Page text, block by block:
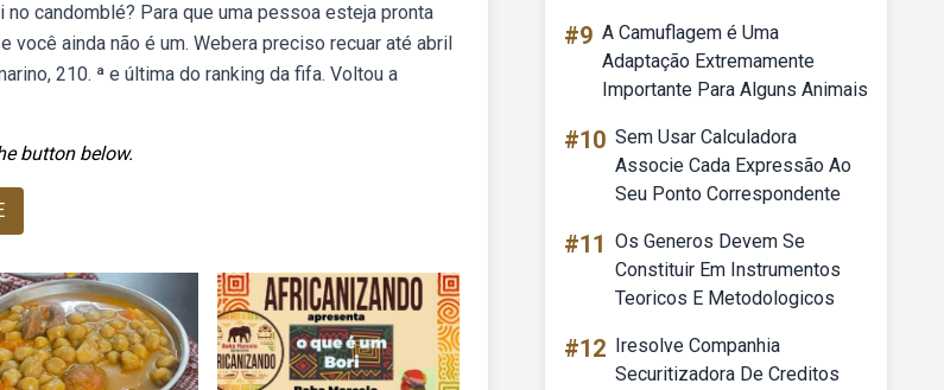
candomblé? Para que uma pessoa esteja pronta
ainda não é um. Webera preciso recuar até abril
210. ª e última do ranking da fifa. Voltou a
button below.
#9 A Camuflagem é Uma
Adaptação Extremamente
Importante Para Alguns Animais
#10 Sem Usar Calculadora
Associe Cada Expressão Ao
Seu Ponto Correspondente
#11 Os Generos Devem Se
Constituir Em Instrumentos
Teoricos E Metodologicos
#12 Iresolve Companhia
Securitizadora De Creditos